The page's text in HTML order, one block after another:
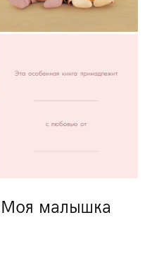
малышка